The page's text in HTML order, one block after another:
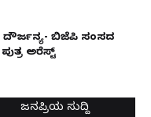
ದೌರ್ಜನ್ಯ- ಬಿಜೆಪಿ ಸಂಸದ
ಅರೆಸ್ಟ್
ಜನಪ್ರಿಯ ಸುದ್ದಿ